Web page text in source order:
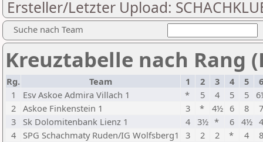
Ersteller/Letzter Upload:
Suche nach Team
Kreuztabelle nach Rang
Rg. Team 1 2 3 4 5
6
1
Esv Askoe Admira Villach 1 * 5 4 5 5
2 Askoe Finkenstein 1 3 * 4½ 6 8
3
Sk Dolomitenbank Lienz 1 4 3½ * 6 4½
4
SPG Schachmaty Ruden/IG Wolfsberg1 3 2 2 * 4